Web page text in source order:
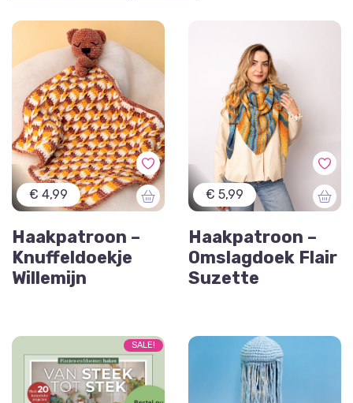
€ 4,99
Haakpatroon –
Knuffeldoekje
Willemijn
€ 5,99
Haakpatroon –
Omslagdoek Flair
Suzette
SALE!